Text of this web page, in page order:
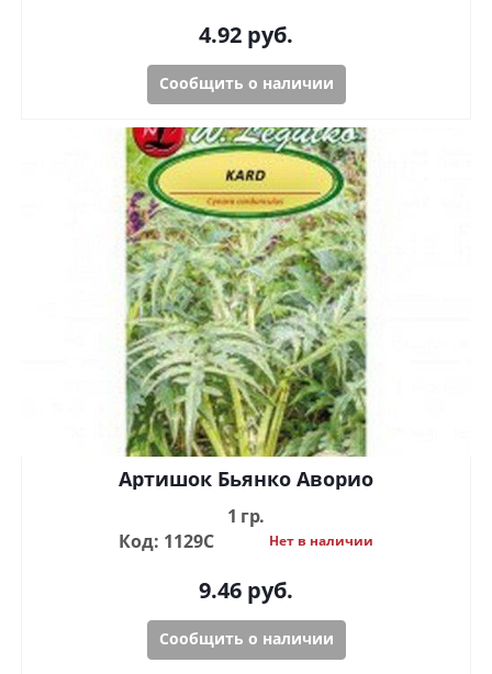
4.92 руб.
Сообщить о наличии
Артишок Бьянко Аворио
1 гр.
Код: 1129С
Нет в наличии
9.46 руб.
Сообщить о наличии